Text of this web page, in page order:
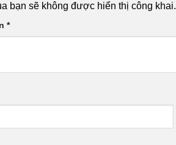
bạn sẽ không được hiển thị công khai.
*